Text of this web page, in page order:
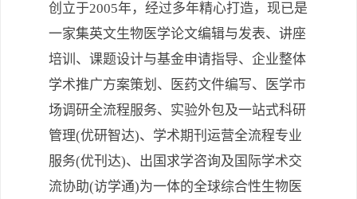
创立于2005年，经过多年精心打造，现已是
一家集英文生物医学论文编辑与发表、讲座
培训、课题设计与基金申请指导、企业整体
学术推广方案策划、医药文件编写、医学市
场调研全流程服务、实验外包及一站式科研
管理(优研智达)、学术期刊运营全流程专业
服务(优刊达)、出国求学咨询及国际学术交
流协助(访学通)为一体的全球综合性生物医